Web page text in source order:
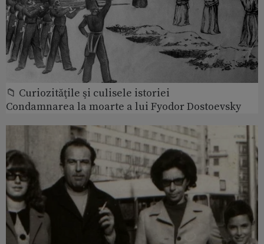
📁 Curiozităţile şi culisele istoriei
Condamnarea la moarte a lui Fyodor Dostoevsky